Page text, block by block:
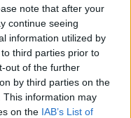
note that after your
continue seeing
information utilized by
third parties prior to
out of the further
by third parties on the
This information may
on the IAB’s List of
ultime news